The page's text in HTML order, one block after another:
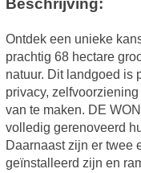
Beschrijving:
Ontdek een unieke
prachtig 68 hectare
natuur. Dit landgoed is
privacy,
van te maken. DE
volledig gerenoveerd
Daarnaast zijn er twee
geïnstalleerd zijn en